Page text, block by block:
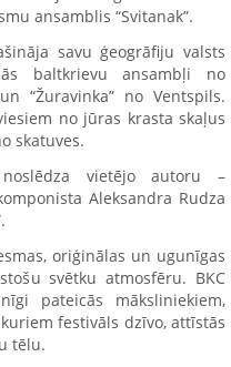
ansamblis “Svitanak”.
savu ģeogrāfiju valsts
baltkrievu ansambļi no
“Žuravinka” no Ventspils.
no jūras krasta skaļus
skatuves.
vietējo autoru –
Aleksandra Rudza
oriģinālas un ugunīgas
svētku atmosfēru. BKC
pateicās māksliniekiem,
festivāls dzīvo, attīstās
tēlu.